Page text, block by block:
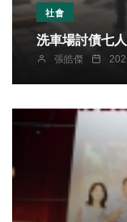
社會
張皓傑